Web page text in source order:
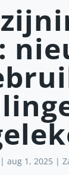
| aug 1, 2025 |